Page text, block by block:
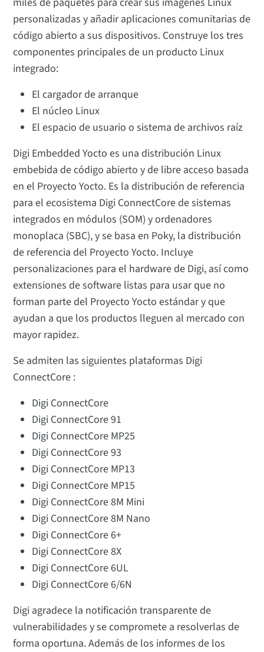
personalizadas y añadir aplicaciones comunitarias de
código abierto a sus dispositivos. Construye los tres
componentes principales de un producto Linux
integrado:
El cargador de arranque
El núcleo Linux
El espacio de usuario o sistema de archivos raíz
Digi Embedded Yocto es una distribución Linux
embebida de código abierto y de libre acceso basada
en el Proyecto Yocto. Es la distribución de referencia
para el ecosistema Digi ConnectCore de sistemas
integrados en módulos (SOM) y ordenadores
monoplaca (SBC), y se basa en Poky, la distribución
de referencia del Proyecto Yocto. Incluye
personalizaciones para el hardware de Digi, así como
extensiones de software listas para usar que no
forman parte del Proyecto Yocto estándar y que
ayudan a que los productos lleguen al mercado con
mayor rapidez.
Se admiten las siguientes plataformas Digi
ConnectCore :
Digi ConnectCore
Digi ConnectCore 91
Digi ConnectCore MP25
Digi ConnectCore 93
Digi ConnectCore MP13
Digi ConnectCore MP15
Digi ConnectCore 8M Mini
Digi ConnectCore 8M Nano
Digi ConnectCore 6+
Digi ConnectCore 8X
Digi ConnectCore 6UL
Digi ConnectCore 6/6N
Digi agradece la notificación transparente de
vulnerabilidades y se compromete a resolverlas de
forma oportuna. Además de los informes de los